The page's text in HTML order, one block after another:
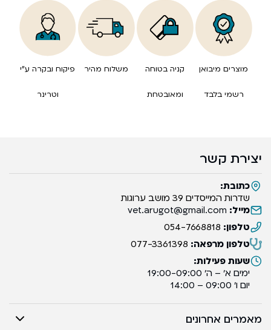
מוצרים מיבואן
רשמי בלבד
קניה בטוחה
ומאובטחת
משלוח מהיר פיקוח ובקרה ע”י
וטרינר
יצירת קשר
כתובת:
שדרות המייסדים 39 מושב ערוגות
מייל: vet.arugot@gmail.com
טלפון: 054-7668818
טלפון מרפאה: 077-3361398
שעות פעילות:
ימים א’ – ה’ 19:00-09:00
יום ו’ 09:00 – 14:00
מאמרים אחרונים